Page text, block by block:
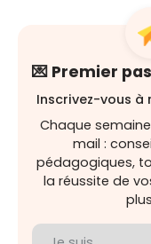
💌 Premier
Inscrivez-vous à
Chaque
mail :
pédagogiques,
la réussite de